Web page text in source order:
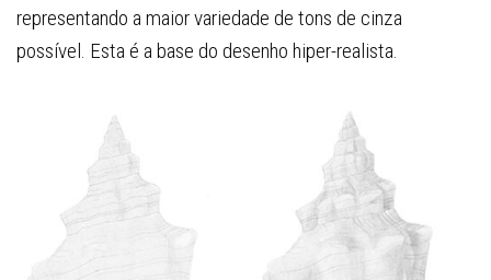
representando a maior variedade de tons de cinza
possível. Esta é a base do desenho hiper-realista.